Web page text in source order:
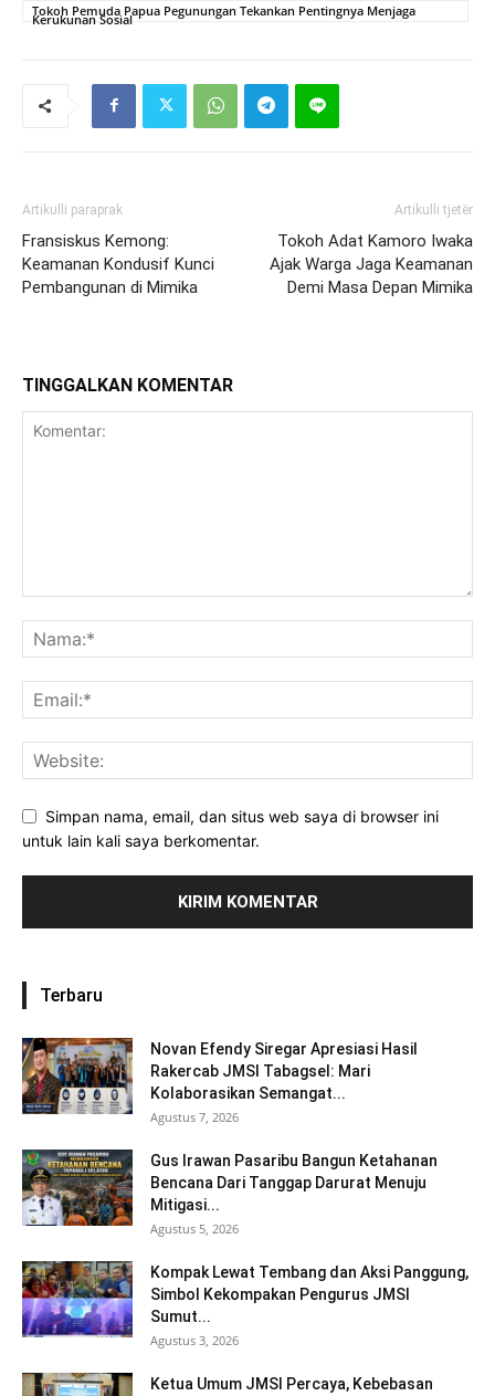
Tokoh Pemuda Papua Pegunungan Tekankan Pentingnya Menjaga
Kerukunan Sosial
Artikulli paraprak
Fransiskus Kemong:
Keamanan Kondusif Kunci
Pembangunan di Mimika
Artikulli tjetër
Tokoh Adat Kamoro Iwaka
Ajak Warga Jaga Keamanan
Demi Masa Depan Mimika
TINGGALKAN KOMENTAR
Simpan nama, email, dan situs web saya di browser ini
untuk lain kali saya berkomentar.
Terbaru
Novan Efendy Siregar Apresiasi Hasil
Rakercab JMSI Tabagsel: Mari
Kolaborasikan Semangat...
Agustus 7, 2026
Gus Irawan Pasaribu Bangun Ketahanan
Bencana Dari Tanggap Darurat Menuju
Mitigasi...
Agustus 5, 2026
Kompak Lewat Tembang dan Aksi Panggung,
Simbol Kekompakan Pengurus JMSI
Sumut...
Agustus 3, 2026
Ketua Umum JMSI Percaya, Kebebasan